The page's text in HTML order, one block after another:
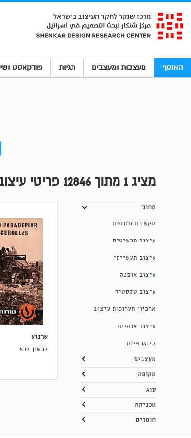
האוסף מעצבות ומעצבים תגיות פודקאסט
מציג1 מתוך 12846 פריטי עיצוב
תחום
תקשורת חזותית
עיצוב תכשיטים
עיצוב תעשייתי
עיצוב אופנה
עיצוב טקסטיל
ארכיון תערוכות עיצוב
עיצוב אותיות
ביוגרפיות
מעצבים
תקופה
סוג
טכניקה
חומרים
שרנוע
גרשון גרא